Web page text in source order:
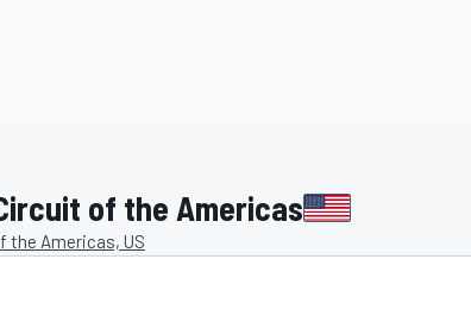
of the Americas
the Americas, US